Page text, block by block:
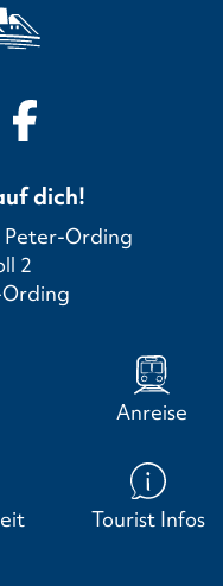
dich!
Peter-Ording
2
Anreise
Tourist Infos